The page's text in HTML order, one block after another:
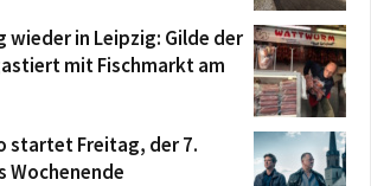
wieder in Leipzig: Gilde der
mit Fischmarkt am
startet Freitag, der 7.
Wochenende